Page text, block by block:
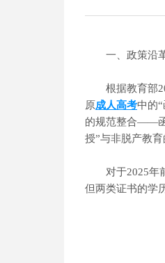
一、政策沿
根据教育部
原成人高考中的
的规范整合——函
授”与非脱产教育
对于2025年前
但两类证书的学